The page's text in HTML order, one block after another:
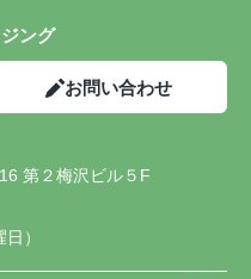
ング
お問い合わせ
第２梅沢ビル５F
）